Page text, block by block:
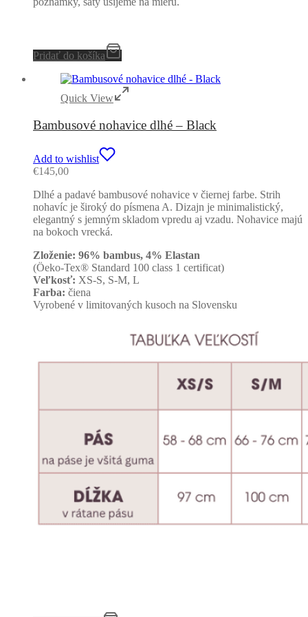
Pridať do košíka
Quick View
Bambusové nohavice dlhé – Black
Add to wishlist
€145,00
Dlhé a padavé bambusové nohavice v čiernej farbe. Strih
nohavíc je široký do písmena A. Dizajn je minimalistický,
elegantný s jemným skladom vpredu aj vzadu. Nohavice majú
na bokoch vrecká.
Zloženie: 96% bambus, 4% Elastan
(Öeko-Tex® Standard 100 class 1 certificat)
Veľkosť: XS-S, S-M, L
Farba: čiena
Vyrobené v limitovaných kusoch na Slovensku